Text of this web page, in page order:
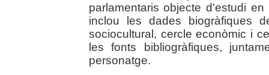
parlamentaris objecte d'estudi
inclou les dades biogràfiques
sociocultural, cercle econòmic i
les fonts bibliogràfiques,
personatge.